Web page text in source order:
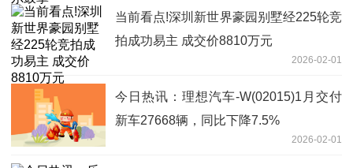
当前看点!深圳新世界豪园别墅经225轮竞
拍成功易主 成交价8810万元
2026-02-01
今日热讯：理想汽车-W(02015)1月交付
新车27668辆，同比下降7.5%
2026-02-01